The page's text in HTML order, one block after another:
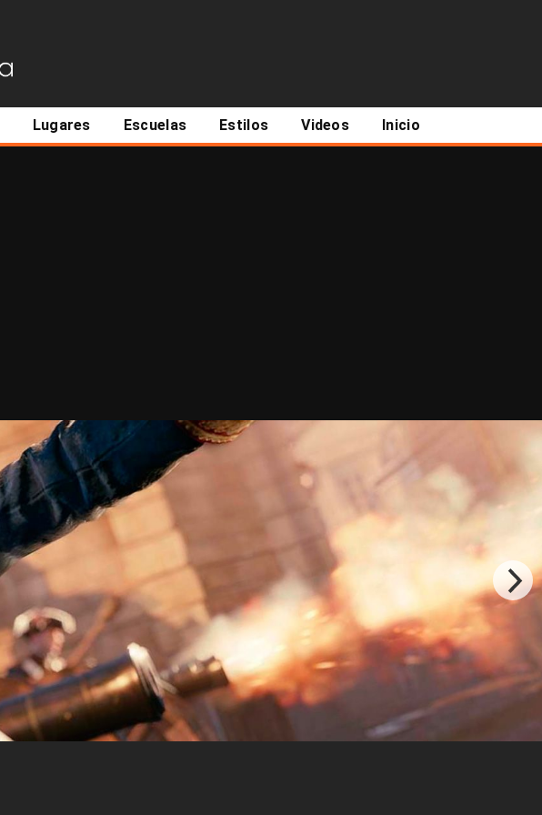
Lugares Escuelas Estilos Videos Inicio